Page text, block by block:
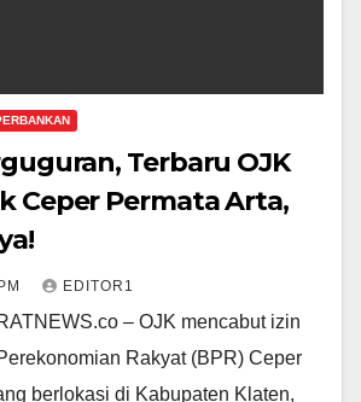
Terbaru OJK
Ceper Permata Arta,
EDITOR1
– OJK mencabut izin
Rakyat (BPR) Ceper
berlokasi di Kabupaten Klaten,